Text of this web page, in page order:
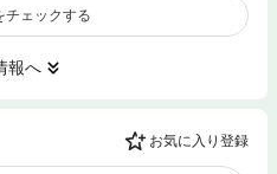
チェックする
報へ
お気に入り登録